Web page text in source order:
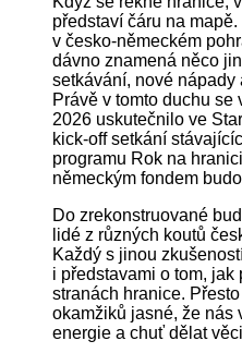
představí čáru na
v česko-německém
dávno znamená něco
setkávání, nové nápady
Právě v tomto duchu se
2026 uskutečnilo ve
kick-off setkání
programu Rok na
německým fondem
Do zrekonstruované
lidé z různých koutů
Každý s jinou
i představami o tom, jak
stranách hranice.
okamžiků jasné, že nás
energie a chuť dělat